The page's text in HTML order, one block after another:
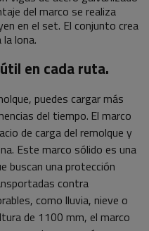
del marco se realiza
en el set. El conjunto crea
lona.
en cada ruta.
puedes cargar más
del tiempo. El marco
de carga del remolque y
Este marco sólido es una
buscan una protección
contra
como lluvia, nieve o
de 1100 mm, el marco